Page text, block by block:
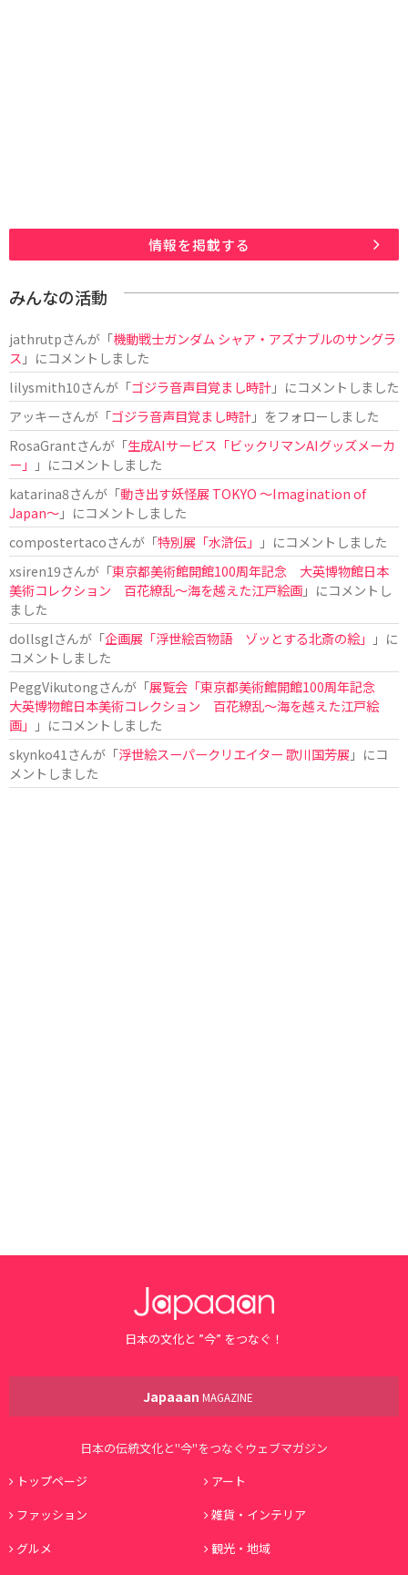
情報を掲載する
みんなの活動
jathrutpさんが「機動戦士ガンダム シャア・アズナブルのサングラ
ス 」にコメントしました
lilysmith10さんが「ゴジラ音声目覚まし時計」にコメントしました
アッキーさんが「ゴジラ音声目覚まし時計」をフォローしました
RosaGrantさんが「生成AIサービス「ビックリマンAIグッズメーカ
ー」
」にコメントしました
katarina8さんが「動き出す妖怪展 TOKYO 〜Imagination of
Japan〜」にコメントしました
compostertacoさんが「特別展「水滸伝」
」にコメントしました
xsiren19さんが「東京都美術館開館100周年記念 大英博物館日本
美術コレクション 百花繚乱～海を越えた江戸絵画」にコメントし
ました
dollsglさんが「企画展「浮世絵百物語 ゾッとする北斎の絵」
」に
コメントしました
PeggVikutongさんが「展覧会「東京都美術館開館100周年記念
大英博物館日本美術コレクション 百花繚乱〜海を越えた江戸絵
画」
」にコメントしました
skynko41さんが「浮世絵スーパークリエイター 歌川国芳展 」にコ
メントしました
日本の文化と ”今” をつなぐ！
Japaaan MAGAZINE
日本の伝統文化と"今"をつなぐウェブマガジン
トップページ
アート
ファッション
雑貨・インテリア
グルメ
観光・地域